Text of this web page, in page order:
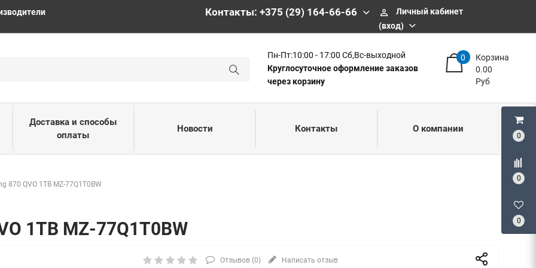
0
0
0
Контакты: +375 (29) 164-66-66 perm_identity
Личный кабинет
(вход)
Пн-Пт:10:00 - 17:00 Сб,Вс-выходной
Круглосуточное оформление заказов
через корзину
Корзина
0
0.00
Руб
Доставка и способы
оплаты
Новости Контакты О компании
870 QVO 1TB MZ-77Q1T0BW
1TB MZ-77Q1T0BW
Отзывов (0) Написать отзыв